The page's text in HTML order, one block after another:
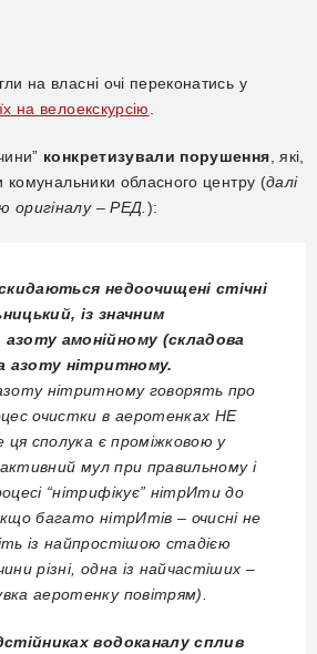
на власні очі переконатись у
на велоекскурсію
конкретизували порушення , які,
комунальники обласного центру (далі
– РЕД. ):
недоочищені стічні
із значним
амонійному (складова
азоту нітритному.
нітритному говорять про
очистки в аеротенках НЕ
ця сполука є проміжковою у
мул при правильному і
“нітрифікує” нітрИти до
багато нітрИтів – очисні не
із найпростішою стадією
різні, одна із найчастіших –
аеротенку повітрям).
водоканалу сплив